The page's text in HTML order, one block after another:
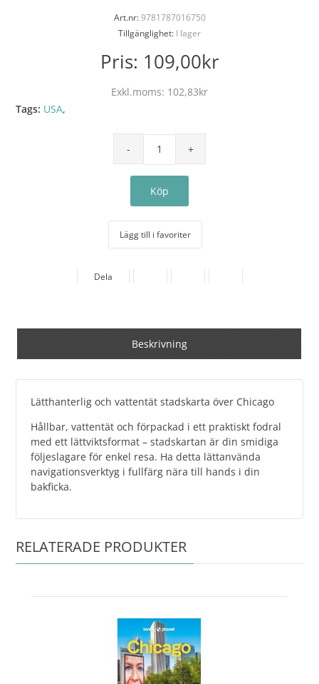
Art.nr:9781787016750
Tillgänglighet: I lager
Pris: 109,00kr
Exkl.moms: 102,83kr
Tags: USA,
Lägg till i favoriter
Dela
Beskrivning
Lätthanterlig och vattentät stadskarta över Chicago
Hållbar, vattentät och förpackad i ett praktiskt fodral
med ett lättviktsformat – stadskartan är din smidiga
följeslagare för enkel resa. Ha detta lättanvända
navigationsverktyg i fullfärg nära till hands i din
bakficka.
RELATERADE PRODUKTER